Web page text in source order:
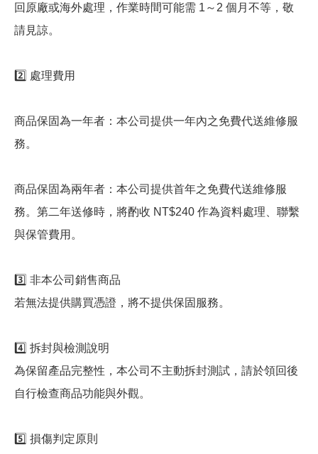
回原廠或海外處理，作業時間可能需 1～2 個月不等，敬
請見諒。
2️⃣ 處理費用
商品保固為一年者：本公司提供一年內之免費代送維修服
務。
商品保固為兩年者：本公司提供首年之免費代送維修服
務。第二年送修時，將酌收 NT$240 作為資料處理、聯繫
與保管費用。
3️⃣ 非本公司銷售商品
若無法提供購買憑證，將不提供保固服務。
4️⃣ 拆封與檢測說明
為保留產品完整性，本公司不主動拆封測試，請於領回後
自行檢查商品功能與外觀。
5️⃣ 損傷判定原則